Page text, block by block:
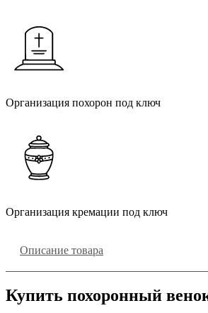
Организация похорон под ключ
Организация кремации под ключ
Описание товара
Купить похоронный